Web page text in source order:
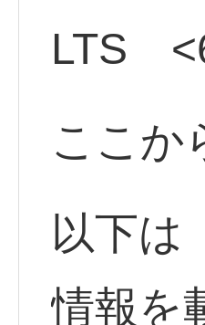
LTS
ここか
以下は
情報を